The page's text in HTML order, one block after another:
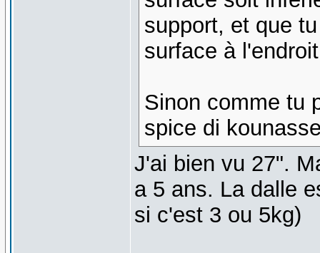
support, et que
surface à
Sinon comme tu
spice di
J'ai bien vu 27".
a 5 ans. La dalle
si c'est 3 ou 5kg)